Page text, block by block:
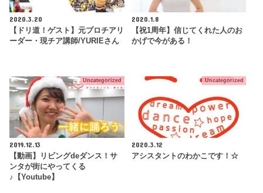
2020.3.20
【ドリ道！ゲスト】元プロチアリ
ーダー・現チア講師/YURIEさん
2020.1.8
【祝1周年】信じてくれた人のお
かげで今がある！
Uncategorized
2019.12.13
【動画】リビングdeダンス！サ
ンタが街にやってくる
♪【Youtube】
Uncategorized
2020.3.12
アシスタントのわかこです！☆